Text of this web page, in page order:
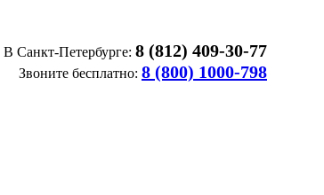
В Санкт-Петербурге: 8 (812) 409-30-77
Звоните бесплатно: 8 (800) 1000-798